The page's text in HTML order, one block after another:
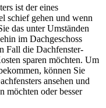
ist der eines
schief gehen und wenn
das unter Umständen
im Dachgeschoss
Fall die Dachfenster-
sparen möchten. Um
können Sie
ansehen und
möchten oder besser